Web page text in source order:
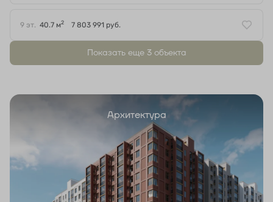
9 эт. 40.7 м2 7 803 991 руб.
Показать еще 3 объектa
Архитектура